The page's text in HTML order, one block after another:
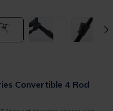
Convertible 4 Rod